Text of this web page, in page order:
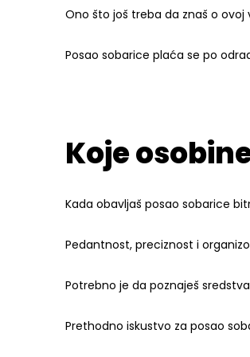
Ono što još treba da znaš o
Posao sobarice plaća se po
Koje
Kada obavljaš posao sobarice
Pedantnost, preciznost i
Potrebno je da poznaješ
Prethodno iskustvo za posao